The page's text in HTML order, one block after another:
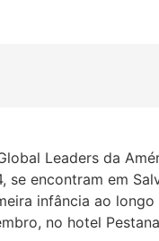
Leaders da
se encontram em
infância ao
no hotel